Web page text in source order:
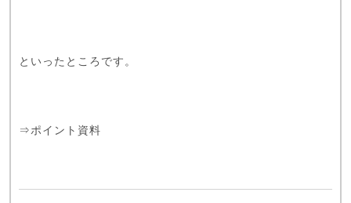
といったところです。
⇒ポイント資料